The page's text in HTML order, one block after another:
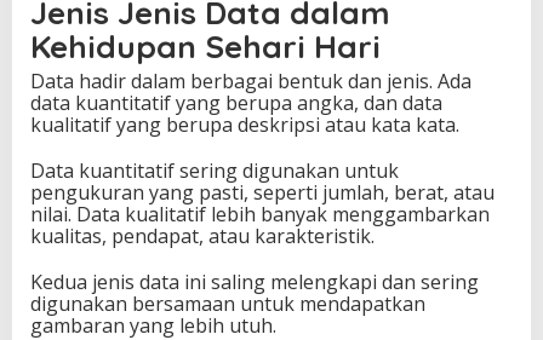
Jenis Jenis Data dalam
Kehidupan Sehari Hari
Data hadir dalam berbagai bentuk dan jenis. Ada
data kuantitatif yang berupa angka, dan data
kualitatif yang berupa deskripsi atau kata kata.
Data kuantitatif sering digunakan untuk
pengukuran yang pasti, seperti jumlah, berat, atau
nilai. Data kualitatif lebih banyak menggambarkan
kualitas, pendapat, atau karakteristik.
Kedua jenis data ini saling melengkapi dan sering
digunakan bersamaan untuk mendapatkan
gambaran yang lebih utuh.